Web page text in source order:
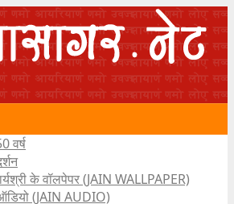
वर्ष
के वॉलपेपर (JAIN WALLPAPER)
(JAIN AUDIO)